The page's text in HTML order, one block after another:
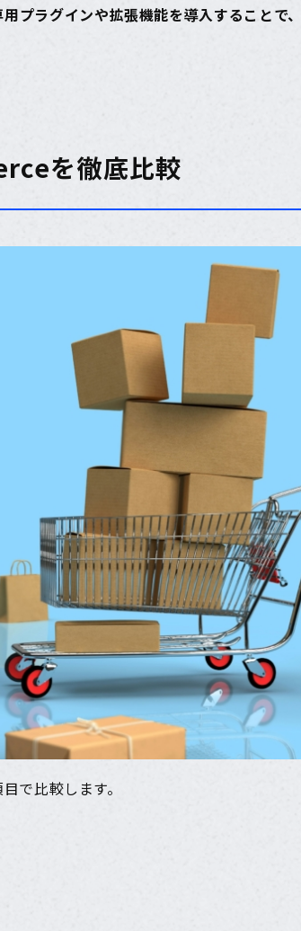
プラグインや拡張機能を導入することで
を徹底比較
で比較します。